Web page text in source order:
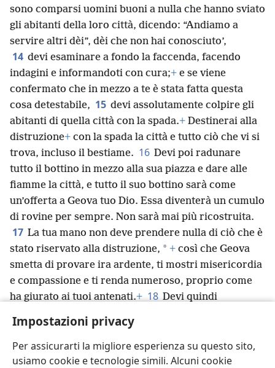
Impostazioni privacy
Per assicurarti la migliore esperienza su questo sito,
usiamo cookie e tecnologie simili. Alcuni cookie
sono comparsi uomini buoni a nulla che hanno sviato
gli abitanti della loro città, dicendo: “Andiamo a
servire altri dèi”, dèi che non hai conosciuto’,
14 devi esaminare a fondo la faccenda, facendo
indagini e informandoti con cura;+ e se viene
confermato che in mezzo a te è stata fatta questa
cosa detestabile, 15 devi assolutamente colpire gli
abitanti di quella città con la spada.+ Destinerai alla
distruzione+ con la spada la città e tutto ciò che vi si
trova, incluso il bestiame. 16 Devi poi radunare
tutto il bottino in mezzo alla sua piazza e dare alle
fiamme la città, e tutto il suo bottino sarà come
un’offerta a Geova tuo Dio. Essa diventerà un cumulo
di rovine per sempre. Non sarà mai più ricostruita.
17 La tua mano non deve prendere nulla di ciò che è
stato riservato alla distruzione, * + così che Geova
smetta di provare ira ardente, ti mostri misericordia
e compassione e ti renda numeroso, proprio come
ha giurato ai tuoi antenati.+ 18 Devi quindi
comandamenti che oggi ti do, facendo così ciò che è
giusto agli occhi di Geova tuo Dio.+